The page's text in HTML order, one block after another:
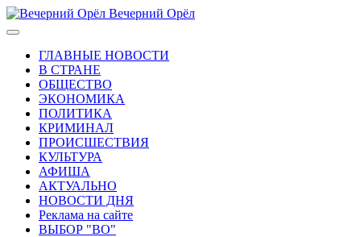
Вечерний Орёл
ГЛАВНЫЕ НОВОСТИ
В СТРАНЕ
ОБЩЕСТВО
ЭКОНОМИКА
ПОЛИТИКА
КРИМИНАЛ
ПРОИСШЕСТВИЯ
КУЛЬТУРА
АФИША
АКТУАЛЬНО
НОВОСТИ ДНЯ
Реклама на сайте
ВЫБОР "ВО"